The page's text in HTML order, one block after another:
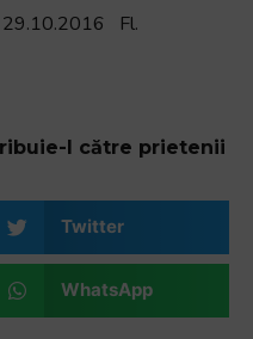
29.10.2016 Fl.
l către prietenii
Twitter
WhatsApp